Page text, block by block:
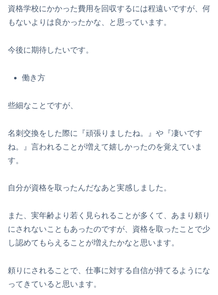
資格学校にかかった費用を回収するには程遠いですが、何
もないよりは良かったかな、と思っています。
今後に期待したいです。
働き方
些細なことですが、
名刺交換をした際に『頑張りましたね。』や『凄いです
ね。』言われることが増えて嬉しかったのを覚えていま
す。
自分が資格を取ったんだなあと実感しました。
また、実年齢より若く見られることが多くて、あまり頼り
にされないこともあったのですが、資格を取ったことで少
し認めてもらえることが増えたかなと思います。
頼りにされることで、仕事に対する自信が持てるようにな
ってきていると思います。